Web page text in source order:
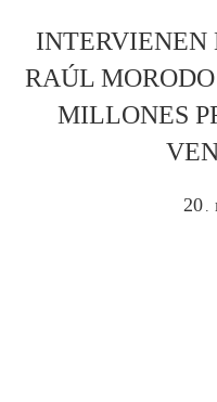
INTERVIENEN
RAÚL
MILLONES
20